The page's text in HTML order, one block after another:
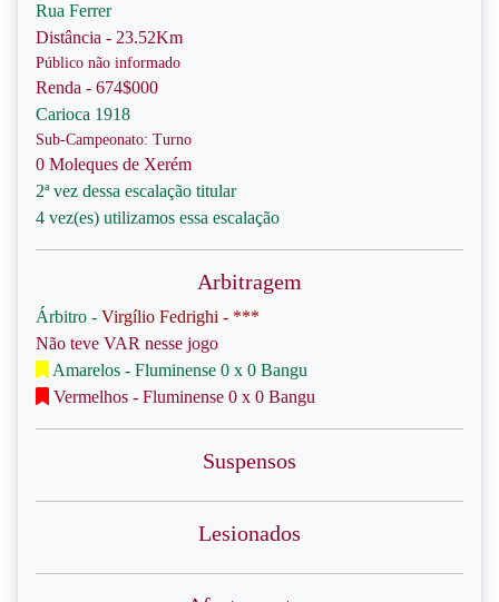
Rua Ferrer
Distância - 23.52Km
Público não informado
Renda - 674$000
Carioca 1918
Sub-Campeonato: Turno
0 Moleques de Xerém
2ª vez dessa escalação titular
4 vez(es) utilizamos essa escalação
Arbitragem
Árbitro - Virgílio Fedrighi - ***
Não teve VAR nesse jogo
Amarelos - Fluminense 0 x 0 Bangu
Vermelhos - Fluminense 0 x 0 Bangu
Suspensos
Lesionados